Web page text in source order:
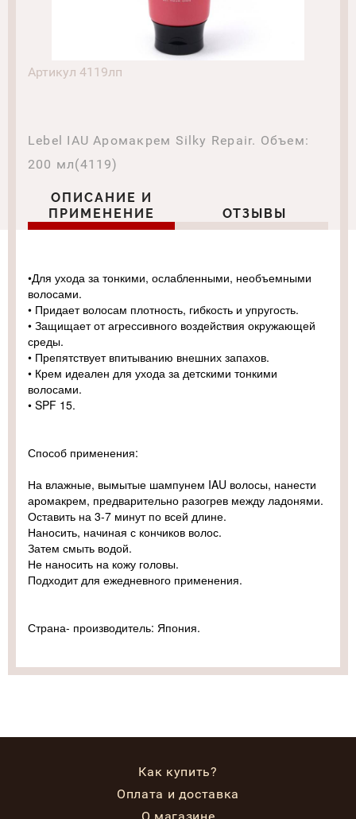
Артикул 4119лп
Lebel IAU Аромакрем Silky Repair. Объем:
200 мл(4119)
ОПИСАНИЕ И
ПРИМЕНЕНИЕ
ОТЗЫВЫ
•Для ухода за тонкими, ослабленными, необъемными
волосами.
• Придает волосам плотность, гибкость и упругость.
• Защищает от агрессивного воздействия окружающей
среды.
• Препятствует впитыванию внешних запахов.
• Крем идеален для ухода за детскими тонкими
волосами.
• SPF 15.
Способ применения:
На влажные, вымытые шампунем IAU волосы, нанести
аромакрем, предварительно разогрев между ладонями.
Оставить на 3-7 минут по всей длине.
Наносить, начиная с кончиков волос.
Затем смыть водой.
Не наносить на кожу головы.
Подходит для ежедневного применения.
Страна- производитель: Япония.
Как купить?
Оплата и доставка